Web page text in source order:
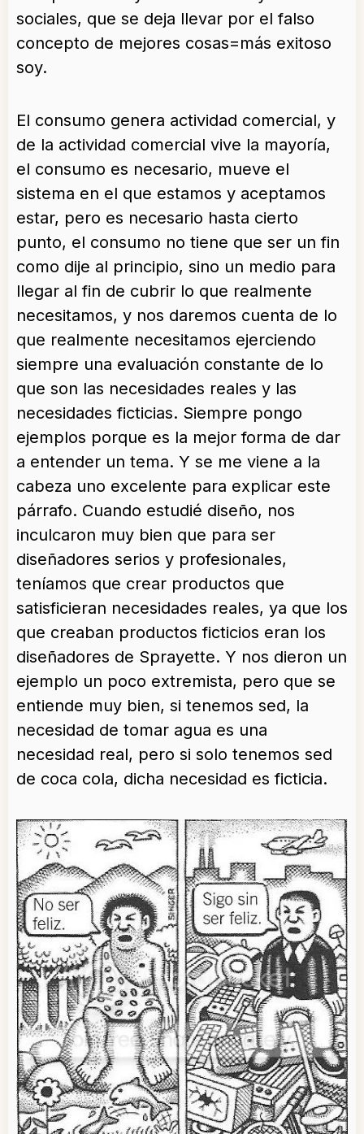
sociales, que se deja llevar por el falso
concepto de mejores cosas=más exitoso
soy.
El consumo genera actividad comercial, y
de la actividad comercial vive la mayoría,
el consumo es necesario, mueve el
sistema en el que estamos y aceptamos
estar, pero es necesario hasta cierto
punto, el consumo no tiene que ser un fin
como dije al principio, sino un medio para
llegar al fin de cubrir lo que realmente
necesitamos, y nos daremos cuenta de lo
que realmente necesitamos ejerciendo
siempre una evaluación constante de lo
que son las necesidades reales y las
necesidades ficticias. Siempre pongo
ejemplos porque es la mejor forma de dar
a entender un tema. Y se me viene a la
cabeza uno excelente para explicar este
párrafo. Cuando estudié diseño, nos
inculcaron muy bien que para ser
diseñadores serios y profesionales,
teníamos que crear productos que
satisficieran necesidades reales, ya que los
que creaban productos ficticios eran los
diseñadores de Sprayette. Y nos dieron un
ejemplo un poco extremista, pero que se
entiende muy bien, si tenemos sed, la
necesidad de tomar agua es una
necesidad real, pero si solo tenemos sed
de coca cola, dicha necesidad es ficticia.